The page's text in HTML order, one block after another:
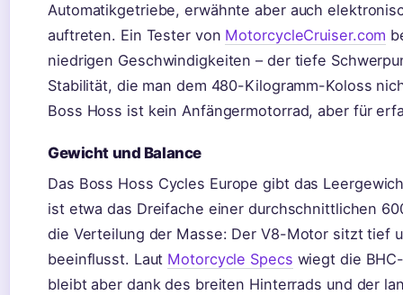
Automatikgetriebe, erwähnte aber auch
auftreten. Ein Tester von MotorcycleCruiser.com
niedrigen Geschwindigkeiten – der tiefe
Stabilität, die man dem 480-Kilogramm-Koloss
Boss Hoss ist kein Anfängermotorrad, aber für
Gewicht und Balance
Das Boss Hoss Cycles Europe gibt das
ist etwa das Dreifache einer durchschnittlichen
die Verteilung der Masse: Der V8-Motor sitzt tief
beeinflusst. Laut Motorcycle Specs wiegt die
bleibt aber dank des breiten Hinterrads und der